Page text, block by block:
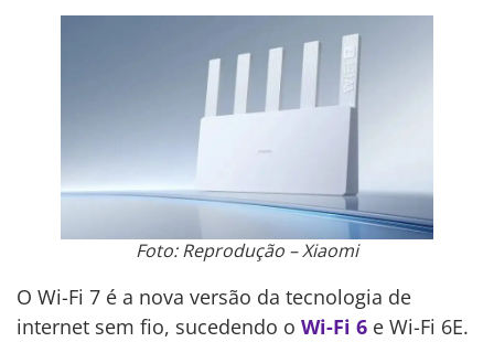
Foto: Reprodução – Xiaomi
O Wi-Fi 7 é a nova versão da tecnologia de
internet sem fio, sucedendo o Wi-Fi 6 e Wi-Fi 6E.